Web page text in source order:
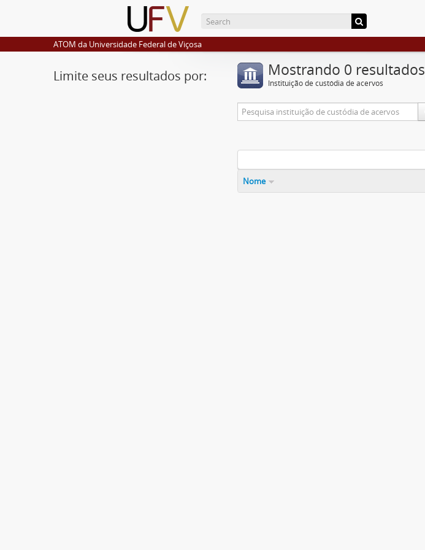
ATOM da Universidade Federal de Viçosa
Limite seus resultados por: Mostrando 0 resultados
Instituição de custódia de acervos
Nome